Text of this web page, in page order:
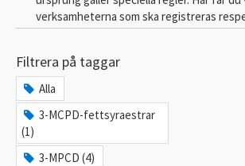
verksamheterna som ska registreras
Filtrera på taggar
Alla
3-MCPD-fettsyraestrar
(1)
3-MPCD (4)